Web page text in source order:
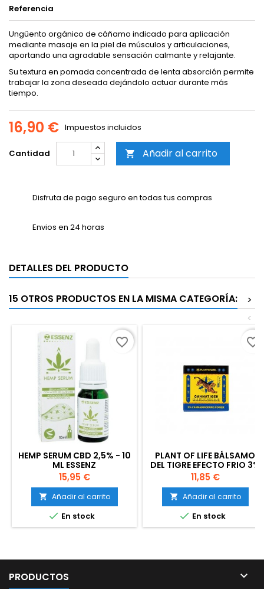
Referencia
Ungüento orgánico de cáñamo indicado para aplicación
mediante masaje en la piel de músculos y articulaciones,
aportando una agradable sensación calmante y relajante.
Su textura en pomada concentrada de lenta absorción permite
trabajar la zona deseada dejándolo actuar durante más
tiempo.
16,90 € Impuestos incluidos
Cantidad  Añadir al carrito
Disfruta de pago seguro en todas tus compras
Envios en 24 horas
DETALLES DEL PRODUCTO
15 OTROS PRODUCTOS EN LA MISMA CATEGORÍA:
>
<
HEMP SERUM CBD 2,5% - 10
ML ESSENZ
Precio
15,95 €
 Añadir al carrito
 En stock
favorite_border
PLANT OF LIFE BÁLSAMO
DEL TIGRE EFECTO FRIO 3%
CBD 0.6% CBG
Precio
11,85 €
 Añadir al carrito
 En stock
favorite_border
PRODUCTOS 